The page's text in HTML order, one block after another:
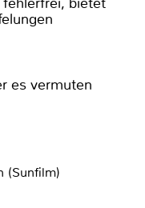
es vermuten
(Sunfilm)